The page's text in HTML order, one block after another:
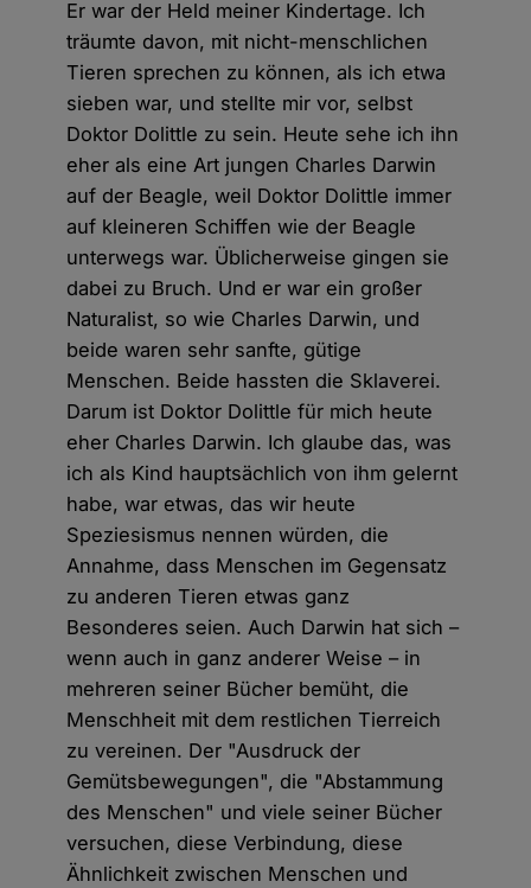
Er war der Held meiner Kindertage. Ich
träumte davon, mit nicht-menschlichen
Tieren sprechen zu können, als ich etwa
sieben war, und stellte mir vor, selbst
Doktor Dolittle zu sein. Heute sehe ich ihn
eher als eine Art jungen Charles Darwin
auf der Beagle, weil Doktor Dolittle immer
auf kleineren Schiffen wie der Beagle
unterwegs war. Üblicherweise gingen sie
dabei zu Bruch. Und er war ein großer
Naturalist, so wie Charles Darwin, und
beide waren sehr sanfte, gütige
Menschen. Beide hassten die Sklaverei.
Darum ist Doktor Dolittle für mich heute
eher Charles Darwin. Ich glaube das, was
ich als Kind hauptsächlich von ihm gelernt
habe, war etwas, das wir heute
Speziesismus nennen würden, die
Annahme, dass Menschen im Gegensatz
zu anderen Tieren etwas ganz
Besonderes seien. Auch Darwin hat sich –
wenn auch in ganz anderer Weise – in
mehreren seiner Bücher bemüht, die
Menschheit mit dem restlichen Tierreich
zu vereinen. Der "Ausdruck der
Gemütsbewegungen", die "Abstammung
des Menschen" und viele seiner Bücher
versuchen, diese Verbindung, diese
Ähnlichkeit zwischen Menschen und